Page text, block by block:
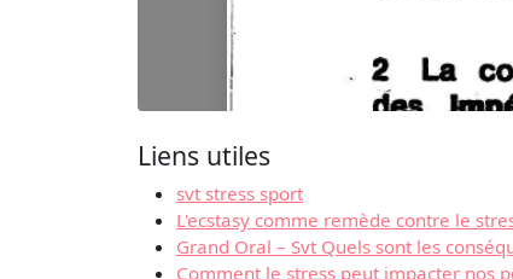
Liens utiles
svt stress sport
L'ecstasy comme remède contre le
Grand Oral – Svt Quels sont les
Comment le stress peut impacter nos